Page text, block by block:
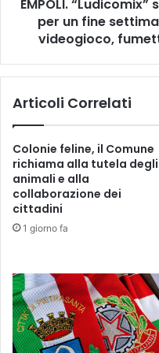
A
O
L
P
R
O
G
E
O
P
E
R
L
o
i
s
t
a
a
r
a
n
d
o
!
EMPOLI.
per un fine
videogioco,
Articoli Correlati
Colonie feline, il Comune
richiama alla tutela degli
animali e alla
collaborazione dei
cittadini
1 giorno fa